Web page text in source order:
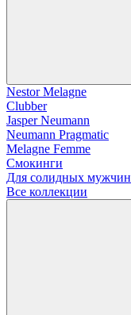
Nestor Melagne
Clubber
Jasper Neumann
Neumann Pragmatic
Melagne Femme
Смокинги
Для солидных мужчин
Все коллекции